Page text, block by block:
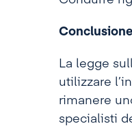
Conclusione
La legge
utilizzare
rimanere
specialisti